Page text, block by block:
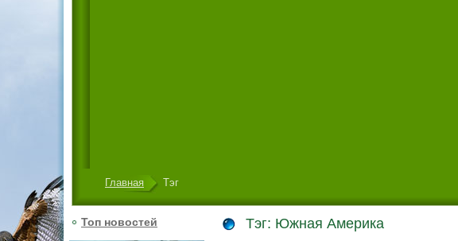
Главная Тэг
Топ новостей Тэг: Южная Америка